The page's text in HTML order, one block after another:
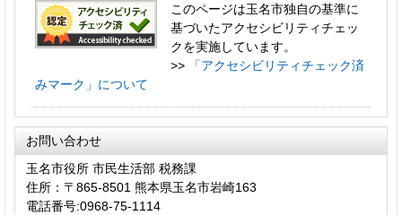
このページは玉名市独自の基準に
基づいたアクセシビリティチェッ
クを実施しています。
>>
「アクセシビリティチェック済
みマーク」について
お問い合わせ
玉名市役所 市民生活部 税務課
住所：〒865-8501 熊本県玉名市岩崎163
電話番号:0968-75-1114